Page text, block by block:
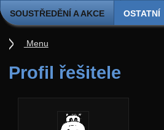
SOUSTŘEDĚNÍ A AKCE OSTATNÍ
Profil řešitele
Menu